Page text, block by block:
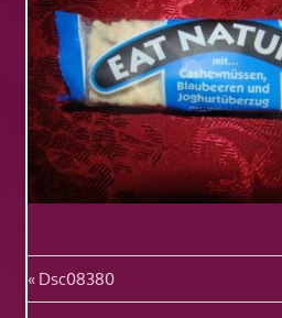
Beitragsnavigation
Vorheriger
Beitrag:
Dsc08380